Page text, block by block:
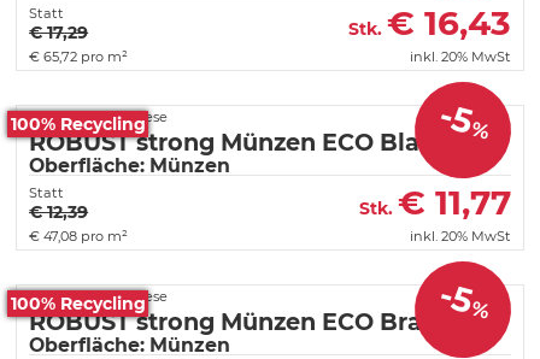
Statt
€ 17,29 Stk. € 16,43
€ 65,72 pro m² inkl. 20% MwSt
-5%
100% Recycling
Fortelock PVC Fliese
ROBUST strong Münzen ECO Blau
Oberfläche: Münzen
Statt
€ 12,39 Stk. € 11,77
€ 47,08 pro m² inkl. 20% MwSt
-5%
100% Recycling
Fortelock PVC Fliese
ROBUST strong Münzen ECO Braun
Oberfläche: Münzen